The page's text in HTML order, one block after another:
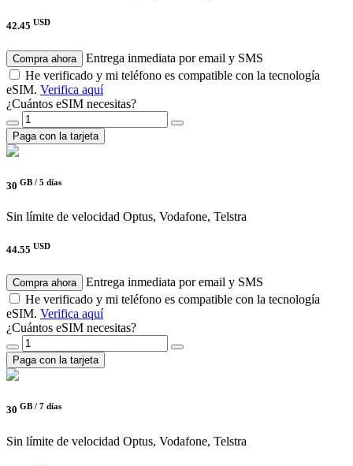
42.45 USD
Compra ahora
Entrega inmediata por email y SMS
He verificado y mi teléfono es compatible con la tecnología
eSIM. Verifica aquí
¿Cuántos eSIM necesitas?
Paga con la tarjeta
30 GB / 5 días
Sin límite de velocidad Optus, Vodafone, Telstra
44.55 USD
Compra ahora
Entrega inmediata por email y SMS
He verificado y mi teléfono es compatible con la tecnología
eSIM. Verifica aquí
¿Cuántos eSIM necesitas?
Paga con la tarjeta
30 GB / 7 días
Sin límite de velocidad Optus, Vodafone, Telstra